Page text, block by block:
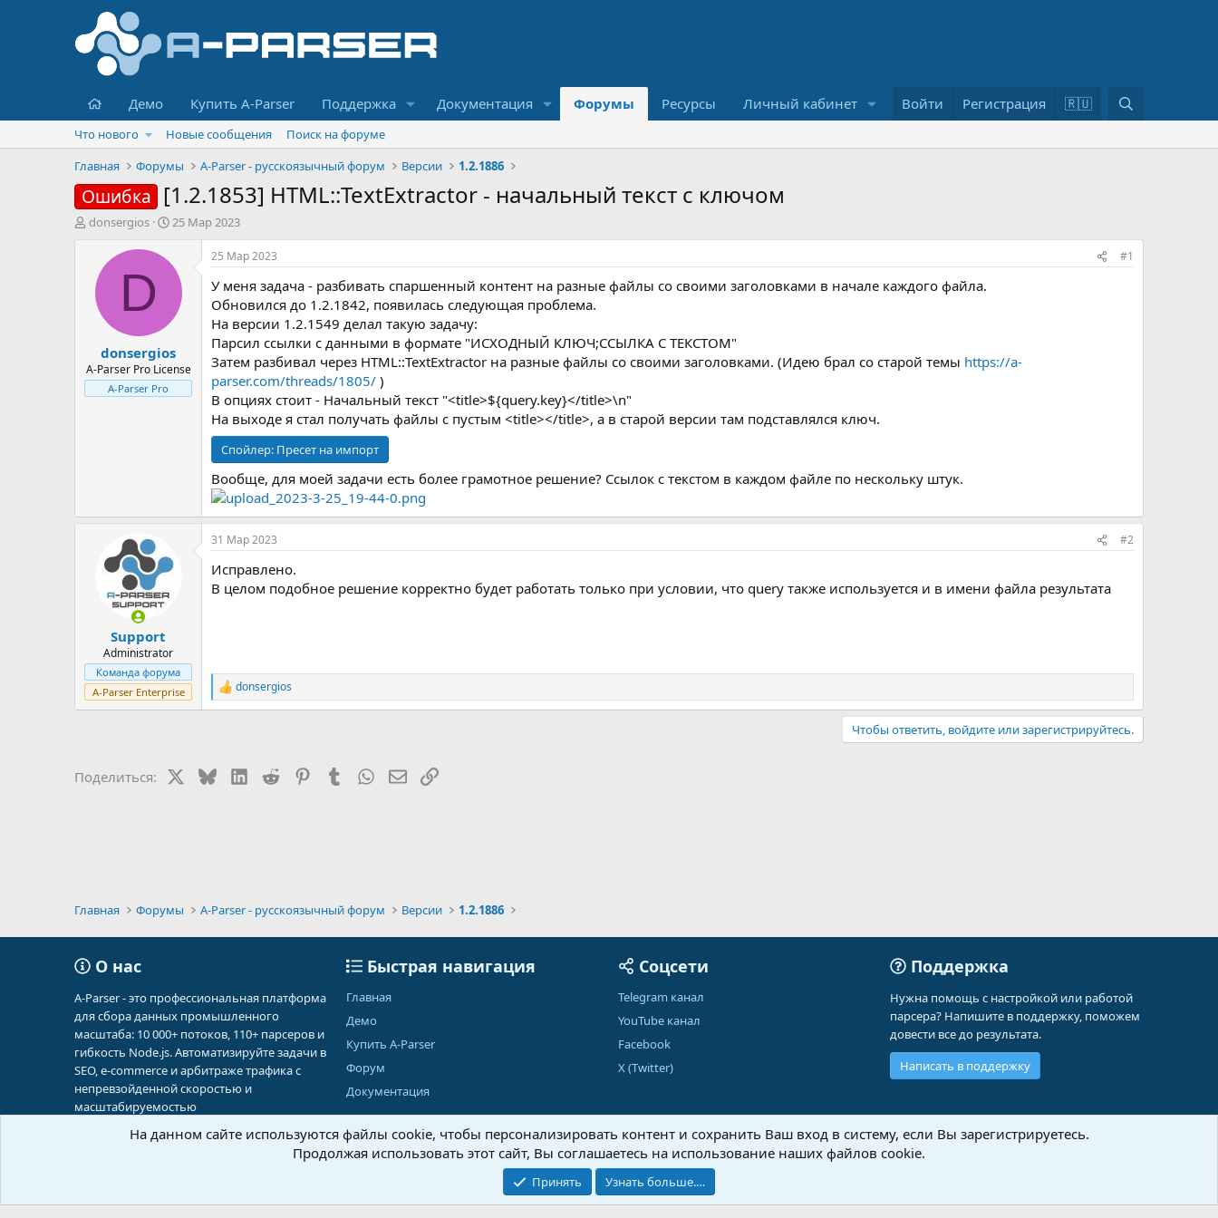
Главная
Демо Купить A-Parser Поддержка Документация Форумы Ресурсы Личный кабинет Войти Регистрация 🇷🇺
о
Что нового Новые сообщения
Поиск на форуме
Главная
Форумы A-Parser - русскоязычный форум Версии 1.2.1886
Ошибка [1.2.1853] HTML::TextExtractor - начальный текст с ключом
А
donsergios
Д
а
ч
л
а
25 Мар 2023
D
donsergios
A-Parser Pro License
A-Parser Pro
25 Мар 2023 #1
У меня задача - разбивать спаршенный контент на разные файлы со своими заголовками в начале каждого файла.
Обновился до 1.2.1842, появилась следующая проблема.
На версии 1.2.1549 делал такую задачу:
Парсил ссылки с данными в формате "ИСХОДНЫЙ КЛЮЧ;ССЫЛКА С ТЕКСТОМ"
Затем разбивал через HTML::TextExtractor на разные файлы со своими заголовками. (Идею брал со старой темы https://a-
parser.com/threads/1805/ )
В опциях стоит - Начальный текст "<title>${query.key}</title>\n"
На выходе я стал получать файлы с пустым <title></title>, а в старой версии там подставлялся ключ.
Спойлер: Пресет на импорт
Вообще, для моей задачи есть более грамотное решение? Ссылок с текстом в каждом файле по нескольку штук.
Support
Administrator
Команда форума
A-Parser Enterprise
31 Мар 2023 #2
Исправлено.
В целом подобное решение корректно будет работать только при условии, что query также используется и в имени файла результата
Р
е
donsergios
Чтобы ответить, войдите или зарегистрируйтесь.
Поделиться: BlueskyLinkedIn
Reddit PinterestTumblrWhatsAppЭлектронная почта
Ссылка
Главная Форумы A-Parser - русскоязычный форум Версии 1.2.1886
О нас
A-Parser - это профессиональная платформа
для сбора данных промышленного
масштаба: 10 000+ потоков, 110+ парсеров и
гибкость Node.js. Автоматизируйте задачи в
SEO, e-commerce и арбитраже трафика с
непревзойденной скоростью и
масштабируемостью
Быстрая навигация
Главная
Демо
Купить A-Parser
Форум
Документация
Соцсети
Telegram канал
YouTube канал
Facebook
X (Twitter)
Поддержка
Нужна помощь с настройкой или работой
парсера? Напишите в поддержку, поможем
довести все до результата.
Написать в поддержку
Обратная связь Условия и правила Политика конфиденциальности
Community platform by XenForo® © 2010-2026 XenForo Ltd.
На данном сайте используются файлы cookie, чтобы персонализировать контент и сохранить Ваш вход в систему, если Вы зарегистрируетесь.
Продолжая использовать этот сайт, Вы соглашаетесь на использование наших файлов cookie.
Принять Узнать больше.…